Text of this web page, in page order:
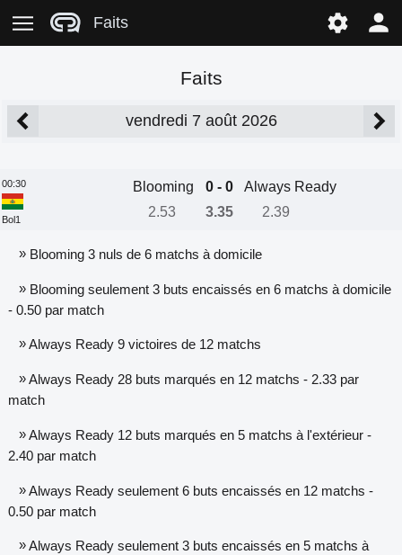
Faits
Faits
vendredi 7 août 2026
00:30
Bol1
Blooming 0 - 0
Always Ready
2.53
3.35 2.39
»Blooming 3 nuls de 6 matchs à domicile
»Blooming seulement 3 buts encaissés en 6 matchs à domicile
- 0.50 par match
»Always Ready 9 victoires de 12 matchs
»Always Ready 28 buts marqués en 12 matchs - 2.33 par
match
»Always Ready 12 buts marqués en 5 matchs à l'extérieur -
2.40 par match
»Always Ready seulement 6 buts encaissés en 12 matchs -
0.50 par match
»Always Ready seulement 3 buts encaissés en 5 matchs à